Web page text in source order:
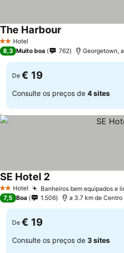
2 Estrelas
Hotel
The Harbour
8,3 Muito boa 762 Georgetown,
De € 19
Consulte os preços de 4 sites
2 Estrelas
Hotel Banheiros bem equipados e
SE Hotel 2
7,5 Boa 1.506 a 3.7 km de
De € 19
Consulte os preços de 3 sites